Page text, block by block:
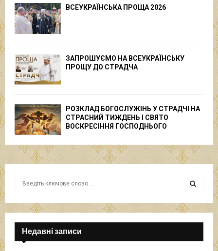
ВСЕУКРАЇНСЬКА ПРОЩА 2026
ЗАПРОШУЄМО НА ВСЕУКРАЇНСЬКУ
ПРОЩУ ДО СТРАДЧА
РОЗКЛАД БОГОСЛУЖІНЬ У СТРАДЧІ НА
СТРАСНИЙ ТИЖДЕНЬ І СВЯТО
ВОСКРЕСІННЯ ГОСПОДНЬОГО
f
S
E
A
Недавні записи